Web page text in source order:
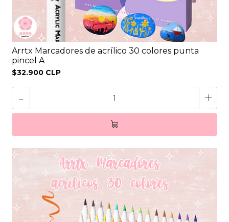
Arrtx Marcadores de acrílico 30 colores punta
pincel A
$32.900 CLP
- +